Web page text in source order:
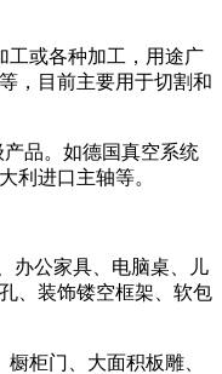
工或各种加工，用途广
，目前主要用于切割和
品。如德国真空系统
利进口主轴等。
办公家具、电脑桌、儿
、装饰镂空框架、软包
柜门、大面积板雕、